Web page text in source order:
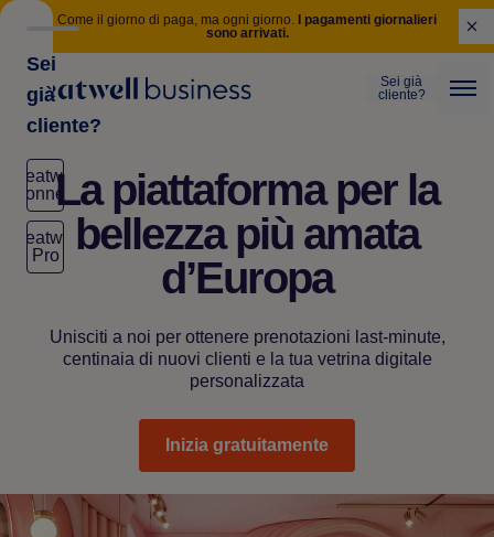
Come il giorno di paga, ma ogni giorno.
I pagamenti giornalieri
sono arrivati.
Treatwell
Sei già
cliente?
Sei
già
cliente?
Treatwell
Connect
Treatwell
Pro
La piattaforma per la
bellezza più amata
d’Europa
Unisciti a noi per ottenere prenotazioni last-minute,
centinaia di nuovi clienti e la tua vetrina digitale
personalizzata
Inizia gratuitamente